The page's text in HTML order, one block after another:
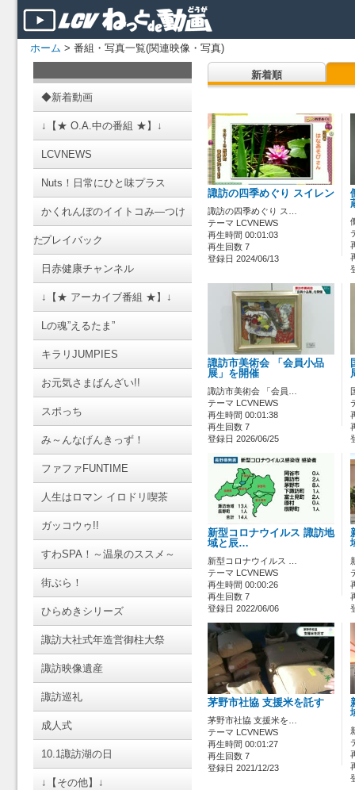
ホーム > 番組・写真一覧(関連映像・写真)
◆新着動画
↓【★ O.A.中の番組 ★】↓
LCVNEWS
Nuts！日常にひと味プラス
かくれんぼのイイトコみ―つけ
たプレイバック
日赤健康チャンネル
↓【★ アーカイブ番組 ★】↓
Lの魂”えるたま”
キラリJUMPIES
お元気さまばんざい!!
スポっち
み～んなげんきっず！
ファファFUNTIME
人生はロマン イロドリ喫茶
ガッコウゥ!!
すわSPA！～温泉のススメ～
街ぶら！
ひらめきシリーズ
諏訪大社式年造営御柱大祭
諏訪映像遺産
諏訪巡礼
成人式
10.1諏訪湖の日
↓【その他】↓
新着順
諏訪の四季めぐり スイレン
諏訪の四季めぐり ス…
テーマ LCVNEWS
再生時間 00:01:03
再生回数 7
登録日 2024/06/13
諏訪市美術会 「会員小品
展」を開催
諏訪市美術会 「会員…
テーマ LCVNEWS
再生時間 00:01:38
再生回数 7
登録日 2026/06/25
新型コロナウイルス 諏訪地
域と辰…
新型コロナウイルス …
テーマ LCVNEWS
再生時間 00:00:26
再生回数 7
登録日 2022/06/06
茅野市社協 支援米を託す
茅野市社協 支援米を…
テーマ LCVNEWS
再生時間 00:01:27
再生回数 7
登録日 2021/12/23